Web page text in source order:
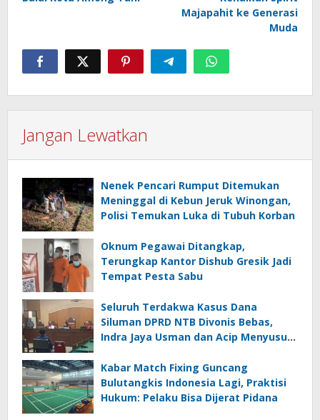
Majapahit ke Generasi
Muda
Jangan Lewatkan
Nenek Pencari Rumput Ditemukan
Meninggal di Kebun Jeruk Winongan,
Polisi Temukan Luka di Tubuh Korban
Oknum Pegawai Ditangkap,
Terungkap Kantor Dishub Gresik Jadi
Tempat Pesta Sabu
Seluruh Terdakwa Kasus Dana
Siluman DPRD NTB Divonis Bebas,
Indra Jaya Usman dan Acip Menyusul
Kabar Match Fixing Guncang
Bulutangkis Indonesia Lagi, Praktisi
Hukum: Pelaku Bisa Dijerat Pidana